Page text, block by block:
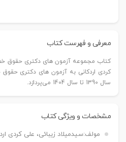
معرفی و فهرست کتاب
کتاب مجموعه آزمون های دکتری حقوق
کردی اردکانی به آزمون های دکتری
سال 1390 تا سال 1404 می‌پردازد.
مشخصات و ویژگی کتاب
مولف:سیدمیلاد زیبائی، علی کردی